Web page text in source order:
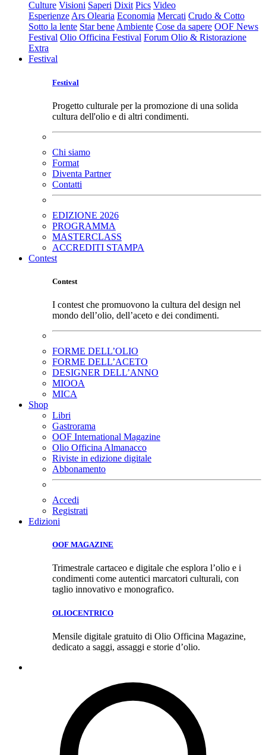
Culture Visioni Saperi Dixit Pics Video
Esperienze Ars Olearia Economia Mercati Crudo & Cotto
Sotto la lente Star bene Ambiente Cose da sapere OOF News
Festival Olio Officina Festival Forum Olio & Ristorazione
Extra
Festival
Festival
Progetto culturale per la promozione di una solida
cultura dell'olio e di altri condimenti.
Chi siamo
Format
Diventa Partner
Contatti
EDIZIONE 2026
PROGRAMMA
MASTERCLASS
ACCREDITI STAMPA
Contest
Contest
I contest che promuovono la cultura del design nel
mondo dell’olio, dell’aceto e dei condimenti.
FORME DELL’OLIO
FORME DELL’ACETO
DESIGNER DELL’ANNO
MIOOA
MICA
Shop
Libri
Gastrorama
OOF International Magazine
Olio Officina Almanacco
Riviste in edizione digitale
Abbonamento
Accedi
Registrati
Edizioni
OOF MAGAZINE
Trimestrale cartaceo e digitale che esplora l’olio e i
condimenti come autentici marcatori culturali, con
taglio innovativo e monografico.
OLIOCENTRICO
Mensile digitale gratuito di Olio Officina Magazine,
dedicato a saggi, assaggi e storie d’olio.